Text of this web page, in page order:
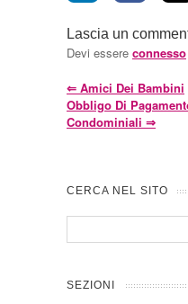
Lascia un
Devi essere connesso
⇐ Amici Dei Bambini
Obbligo Di
Condominiali ⇒
CERCA NEL SITO
SEZIONI